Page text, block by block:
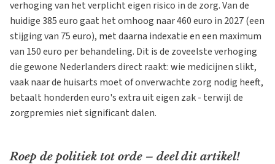
verhoging van het verplicht eigen risico in de zorg. Van de
huidige 385 euro gaat het omhoog naar 460 euro in 2027 (een
stijging van 75 euro), met daarna indexatie en een maximum
van 150 euro per behandeling. Dit is de zoveelste verhoging
die gewone Nederlanders direct raakt: wie medicijnen slikt,
vaak naar de huisarts moet of onverwachte zorg nodig heeft,
betaalt honderden euro's extra uit eigen zak - terwijl de
zorgpremies niet significant dalen.
Roep de politiek tot orde – deel dit artikel!